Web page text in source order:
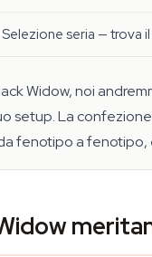
Selezione seria — trova
Widow, noi
setup. La
fenotipo a fenotipo,